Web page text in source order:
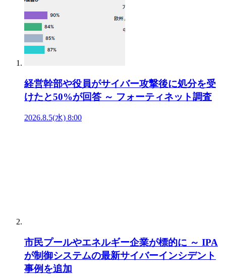
経営幹部や役員がサイバー攻撃後に処分を受
けたと50%が回答 ～ フォーティネット調査
2026.8.5(水) 8:00
市民プールやエネルギー企業が標的に ～ IPA
が制御システムの最新サイバーインシデント
事例を追加